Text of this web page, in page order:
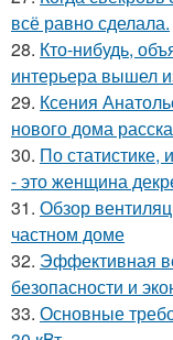
всё равно сделала.
28. Кто-нибудь,
интерьера вышел
29. Ксения
нового дома
30. По
- это женщина
31. Обзор
частном доме
32. Эффективная
безопасности и
33. Основные